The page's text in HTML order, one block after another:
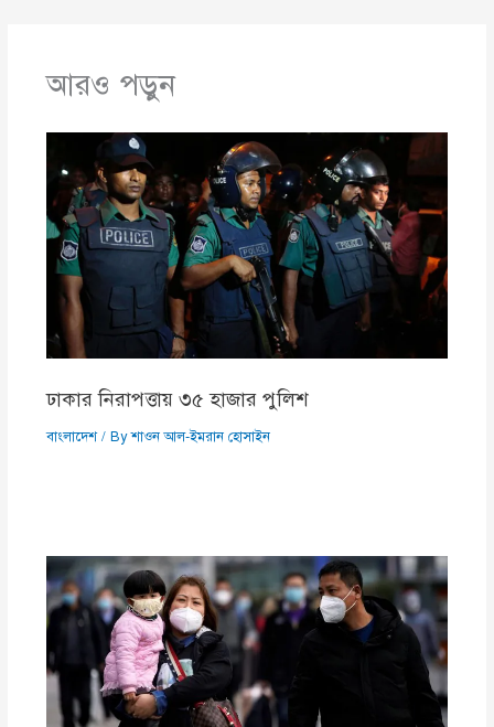
আরও পড়ুন
ঢাকার নিরাপত্তায় ৩৫ হাজার পুলিশ
বাংলাদেশ/ Byশাওন আল-ইমরান হোসাইন